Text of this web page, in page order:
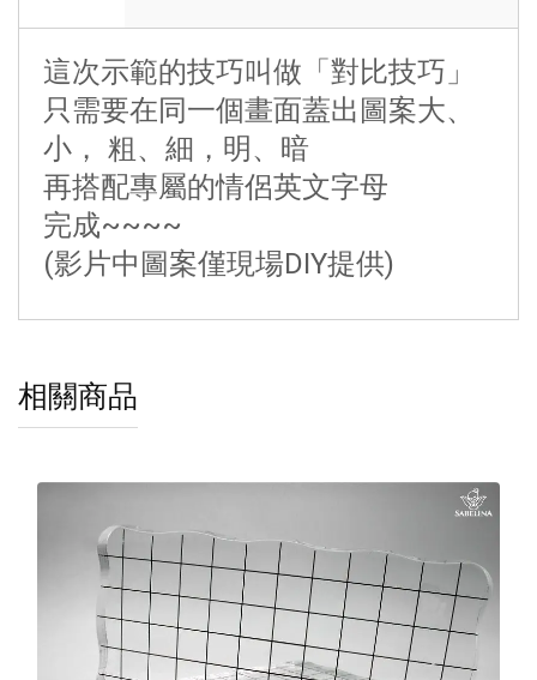
這次示範的技巧叫做「對比技巧」
只需要在同一個畫面蓋出圖案大、
小， 粗、細，明、暗
再搭配專屬的情侶英文字母
完成~~~~
(影片中圖案僅現場DIY提供)
相關商品